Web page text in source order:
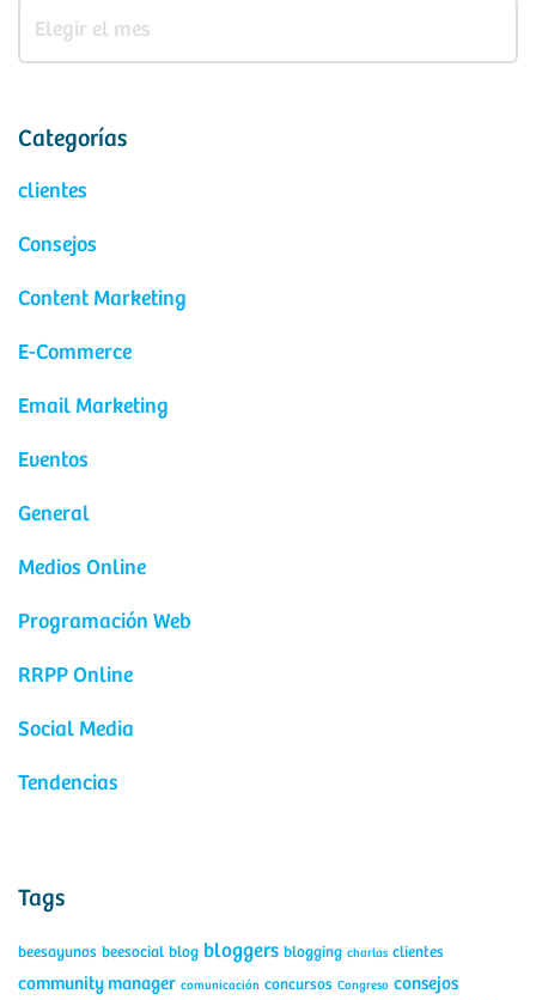
Categorías
clientes
Consejos
Content Marketing
E-Commerce
Email Marketing
Eventos
General
Medios Online
Programación Web
RRPP Online
Social Media
Tendencias
Tags
beesayunos beesocial blog bloggers blogging charlas clientes
community manager comunicación concursos Congreso consejos